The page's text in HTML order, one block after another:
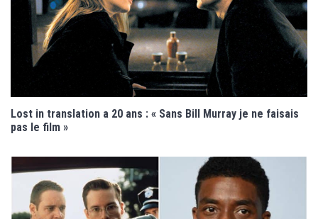
Lost in translation a 20 ans : « Sans Bill Murray je ne faisais
pas le film »